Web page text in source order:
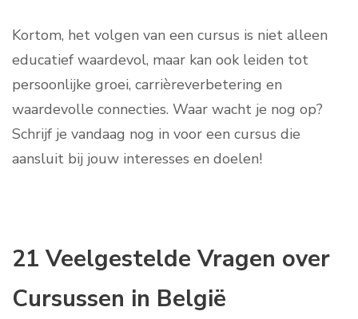
Kortom, het volgen van een cursus is niet alleen
educatief waardevol, maar kan ook leiden tot
persoonlijke groei, carrièreverbetering en
waardevolle connecties. Waar wacht je nog op?
Schrijf je vandaag nog in voor een cursus die
aansluit bij jouw interesses en doelen!
21 Veelgestelde Vragen over
Cursussen in België